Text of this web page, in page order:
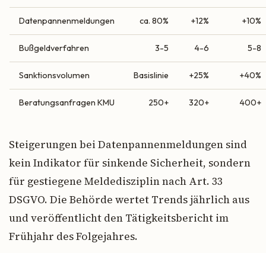
Datenpannenmeldungen ca. 80% +12% +10%
Bußgeldverfahren 3-5 4-6 5-8
Sanktionsvolumen Basislinie +25% +40%
Beratungsanfragen KMU 250+ 320+ 400+
Steigerungen bei Datenpannenmeldungen sind
kein Indikator für sinkende Sicherheit, sondern
für gestiegene Meldedisziplin nach Art. 33
DSGVO. Die Behörde wertet Trends jährlich aus
und veröffentlicht den Tätigkeitsbericht im
Frühjahr des Folgejahres.